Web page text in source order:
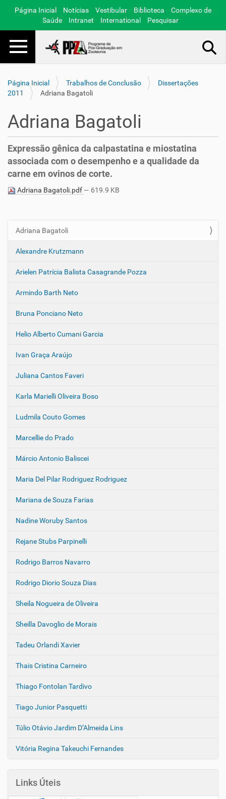
Página Inicial Notícias Vestibular Biblioteca
Complexo de
Saúde
Intranet International Pesquisar
Toggle navigation
Página Inicial
Trabalhos de Conclusão
Dissertações
2011
Adriana Bagatoli
N
e
a
ç
o
Adriana Bagatoli
Alexandre Krutzmann
Arielen Patrícia Balista Casagrande Pozza
Armindo Barth Neto
Bruna Ponciano Neto
Helio Alberto Cumani Garcia
Ivan Graça Araújo
Juliana Cantos Faveri
Karla Marielli Oliveira Boso
Ludmila Couto Gomes
Marcellie do Prado
Márcio Antonio Baliscei
Maria Del Pilar Rodriguez Rodriguez
Mariana de Souza Farias
Nadine Woruby Santos
Rejane Stubs Parpinelli
Rodrigo Barros Navarro
Rodrigo Diorio Souza Dias
Sheila Nogueira de Oliveira
Sheilla Davoglio de Morais
Tadeu Orlandi Xavier
Thais Cristina Carneiro
Thiago Fontolan Tardivo
Tiago Junior Pasquetti
Túlio Otávio Jardim D’Almeida Lins
Vitória Regina Takeuchi Fernandes
Links Úteis
Adriana Bagatoli
Expressão gênica da calpastatina e miostatina
associada com o desempenho e a qualidade da
carne em ovinos de corte.
Adriana Bagatoli.pdf— 619.9 KB